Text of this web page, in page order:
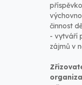
činnost
- vytváří
zájmů v